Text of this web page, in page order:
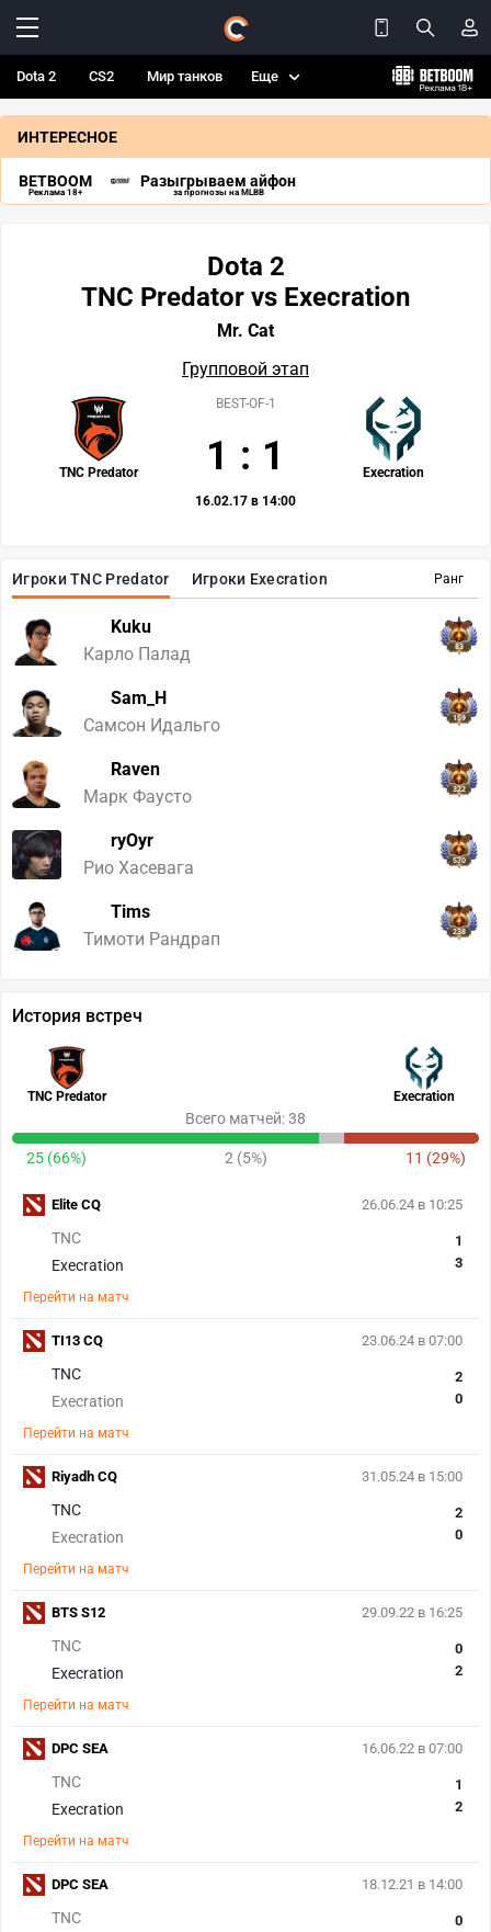
Dota 2 CS2 Мир танков Еще
ИНТЕРЕСНОЕ
BETBOOM
Реклама 18+
Разыгрываем айфон
за прогнозы на MLBB
Ранг
Игроки TNC Predator Игроки Execration
Kuku
Карло Палад
83
Sam_H
Самсон Идальго
159
Raven
Марк Фаусто
322
ryOyr
Рио Хасевага
570
Tims
Тимоти Рандрап
238
Dota 2
TNC Predator vs Execration
Mr. Cat
Групповой этап
TNC Predator Execration
BEST-OF-1
1 : 1
16.02.17 в 14:00
История встреч
TNC Predator Execration
Всего матчей: 38
25 (66%) 2 (5%) 11 (29%)
26.06.24 в 10:25
TNC
Execration
1
3
Перейти на матч
Elite CQ
23.06.24 в 07:00
TNC
Execration
2
0
Перейти на матч
TI13 CQ
31.05.24 в 15:00
TNC
Execration
2
0
Перейти на матч
Riyadh CQ
29.09.22 в 16:25
TNC
Execration
0
2
Перейти на матч
BTS S12
16.06.22 в 07:00
TNC
Execration
1
2
Перейти на матч
DPC SEA
18.12.21 в 14:00
TNC
0
DPC SEA